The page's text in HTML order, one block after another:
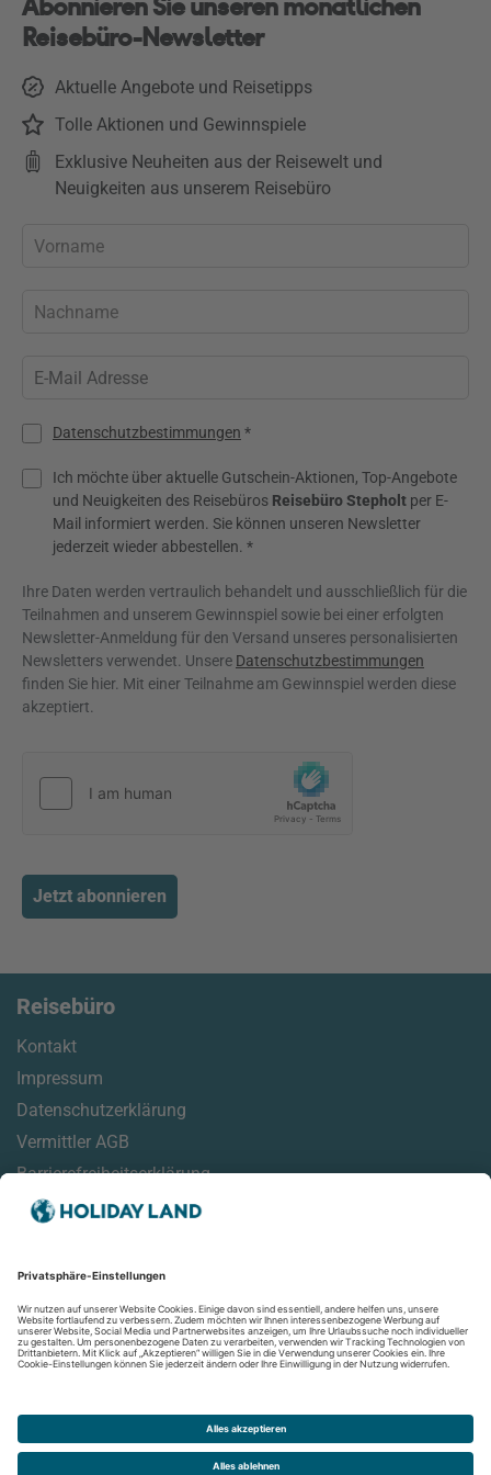
Abonnieren Sie unseren monatlichen
Reisebüro-Newsletter
Aktuelle Angebote und Reisetipps
Tolle Aktionen und Gewinnspiele
Exklusive Neuheiten aus der Reisewelt und
Neuigkeiten aus unserem Reisebüro
Datenschutzbestimmungen *
Ich möchte über aktuelle Gutschein-Aktionen, Top-Angebote
und Neuigkeiten des Reisebüros Reisebüro Stepholt per E-
Mail informiert werden. Sie können unseren Newsletter
jederzeit wieder abbestellen. *
Ihre Daten werden vertraulich behandelt und ausschließlich für die
Teilnahmen and unserem Gewinnspiel sowie bei einer erfolgten
Newsletter-Anmeldung für den Versand unseres personalisierten
Newsletters verwendet. Unsere Datenschutzbestimmungen
finden Sie hier. Mit einer Teilnahme am Gewinnspiel werden diese
akzeptiert.
Jetzt abonnieren
Reisebüro
Kontakt
Impressum
Datenschutzerklärung
Vermittler AGB
Barrierefreiheitserklärung
Reisehinweise
Reisemonitor
Online Check-In Informationen
Aktuelles
Newsletter